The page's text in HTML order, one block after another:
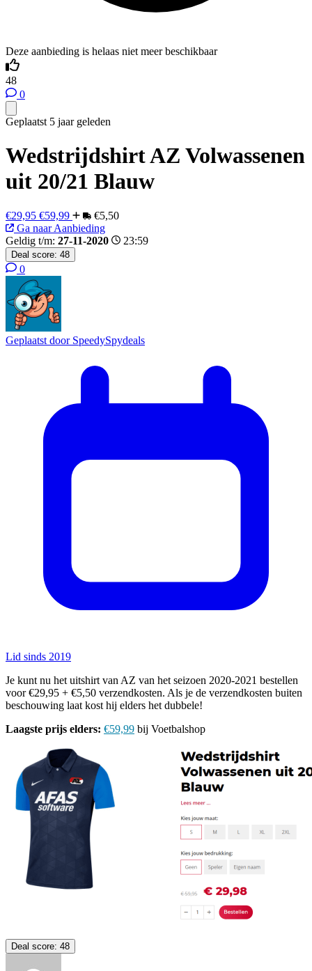
Deze aanbieding is helaas niet meer beschikbaar
48
0
Geplaatst 5 jaar geleden
Wedstrijdshirt AZ Volwassenen
uit 20/21 Blauw
€29,95 €59,99
€5,50
Ga naar Aanbieding
Geldig t/m: 27-11-2020 23:59
Deal score: 48
0
Geplaatst door SpeedySpydeals
Lid sinds 2019
Je kunt nu het uitshirt van AZ van het seizoen 2020-2021 bestellen
voor€29,95 + €5,50 verzendkosten. Als je de verzendkosten buiten
beschouwing laat kost hij elders het dubbele!
Laagste prijs elders: €59,99 bij Voetbalshop
Deal score: 48